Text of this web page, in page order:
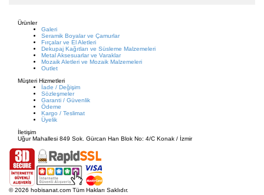
Ürünler
Galeri
Seramik Boyalar ve Çamurlar
Fırçalar ve El Aletleri
Dekupaj Kağıtları ve Süsleme Malzemeleri
Metal Aksesuarlar ve Varaklar
Mozaik Aletleri ve Mozaik Malzemeleri
Outlet
Müşteri Hizmetleri
İade / Değişim
Sözleşmeler
Garanti / Güvenlik
Ödeme
Kargo / Teslimat
Üyelik
İletişim
Uğur Mahallesi 849 Sok. Gürcan Han Blok No: 4/C Konak / İzmir
© 2026 hobisanat.com Tüm Hakları Saklıdır.